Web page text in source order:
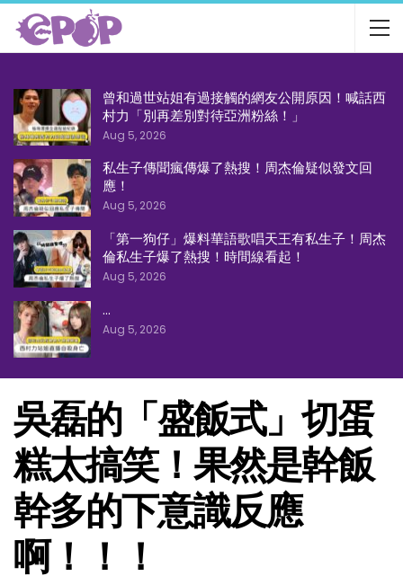
曾和過世站姐有過接觸的網友公開原因！喊話西
村力「別再差別對待亞洲粉絲！」
Aug 5, 2026
私生子傳聞瘋傳爆了熱搜！周杰倫疑似發文回
應！
Aug 5, 2026
「第一狗仔」爆料華語歌唱天王有私生子！周杰
倫私生子爆了熱搜！時間線看起！
Aug 5, 2026
…
Aug 5, 2026
吳磊的「盛飯式」切蛋
糕太搞笑！果然是幹飯
幹多的下意識反應
啊！！！